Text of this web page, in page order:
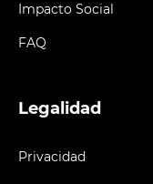
Impacto Social
FAQ
Legalidad
Privacidad